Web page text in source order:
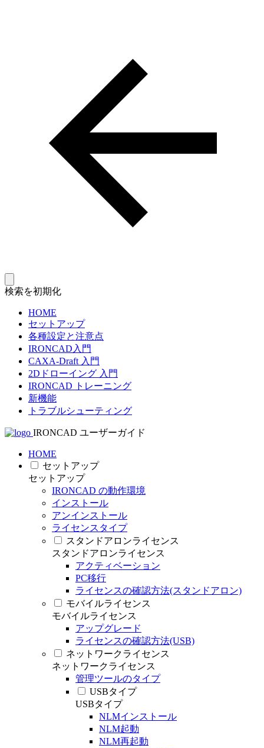
検索を初期化
HOME
セットアップ
各種設定と注意点
IRONCAD入門
CAXA-Draft 入門
2Dドローイング 入門
IRONCAD トレーニング
新機能
トラブルシューティング
IRONCAD ユーザーガイド
HOME
セットアップ
セットアップ
IRONCAD の動作環境
インストール
アンインストール
ライセンスタイプ
スタンドアロンライセンス
スタンドアロンライセンス
アクティベーション
PC移行
ライセンスの確認方法(スタンドアロン)
モバイルライセンス
モバイルライセンス
アップグレード
ライセンスの確認方法(USB)
ネットワークライセンス
ネットワークライセンス
管理ツールのタイプ
USBタイプ
USBタイプ
NLMインストール
NLM起動
NLM再起動